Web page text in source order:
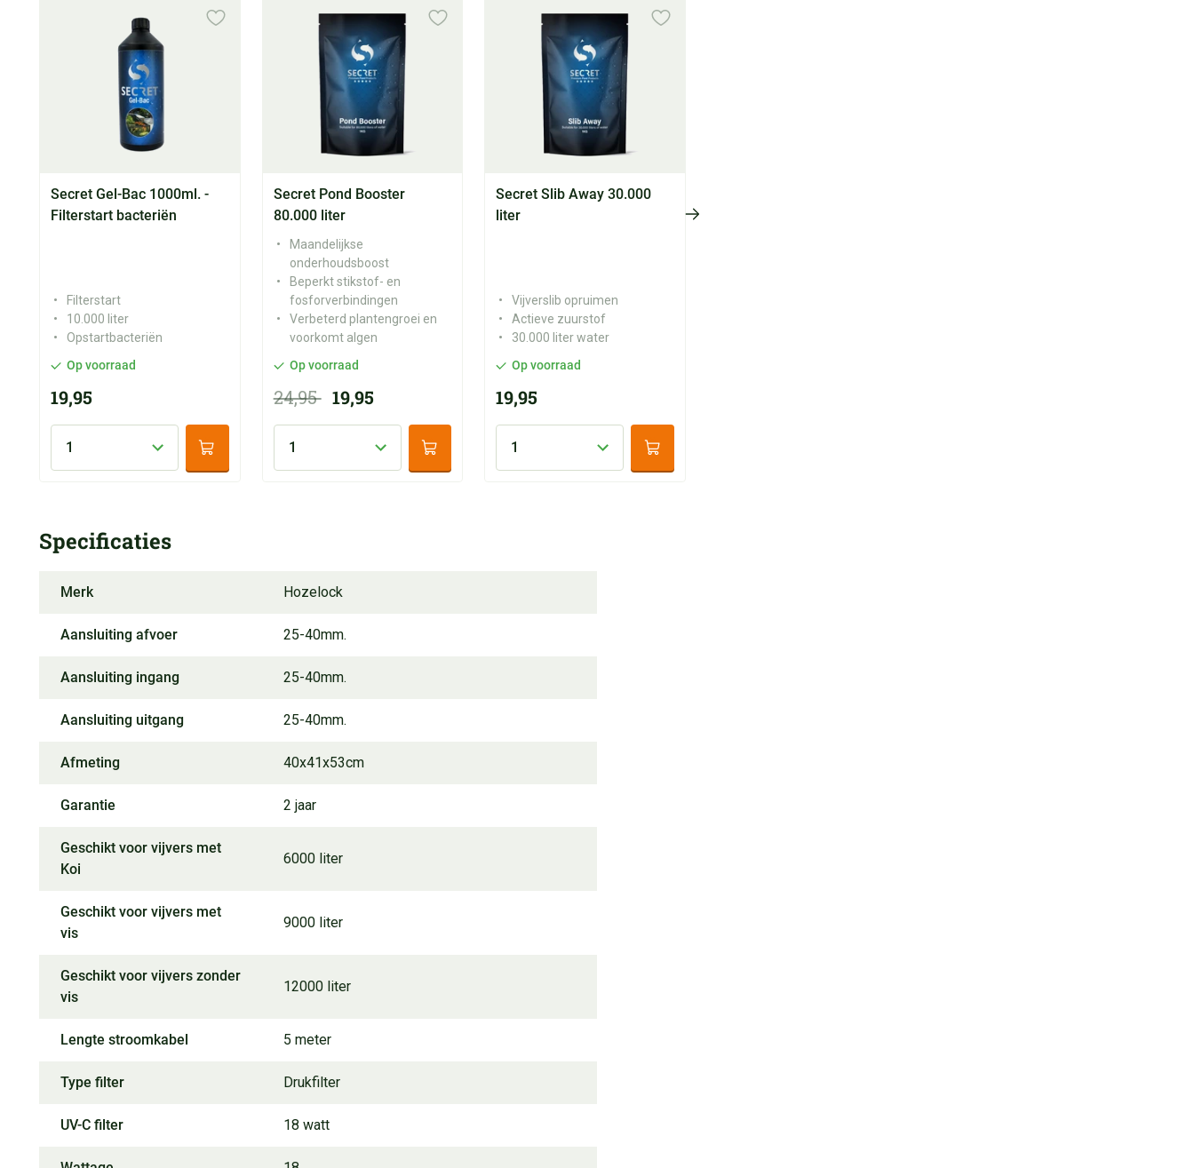
Secret Gel-Bac 1000ml. -
Filterstart bacteriën
Filterstart
10.000 liter
Opstartbacteriën
Op voorraad
19,95
Secret Pond Booster
80.000 liter
Maandelijkse
onderhoudsboost
Beperkt stikstof- en
fosforverbindingen
Verbeterd plantengroei en
voorkomt algen
Op voorraad
24,95 19,95
Secret Slib Away 30.000
liter
Vijverslib opruimen
Actieve zuurstof
30.000 liter water
Op voorraad
19,95
Specificaties
Merk Hozelock
Aansluiting afvoer 25-40mm.
Aansluiting ingang 25-40mm.
Aansluiting uitgang 25-40mm.
Afmeting 40x41x53cm
Garantie 2 jaar
Geschikt voor vijvers met
Koi
6000 liter
Geschikt voor vijvers met
vis
9000 liter
Geschikt voor vijvers zonder
vis
12000 liter
Lengte stroomkabel 5 meter
Type filter Drukfilter
UV-C filter 18 watt